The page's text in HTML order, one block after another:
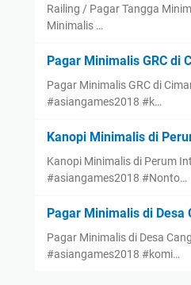
Railing / Pagar Tangga
Minimalis …
Pagar Minimalis GRC di
Pagar Minimalis GRC di
#asiangames2018 #k…
Kanopi Minimalis di
Kanopi Minimalis di Perum
#asiangames2018 #Nonto…
Pagar Minimalis di Desa
Pagar Minimalis di Desa
#asiangames2018 #komi…